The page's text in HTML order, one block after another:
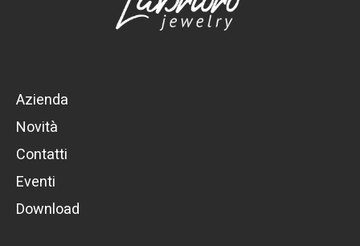
Azienda
Novità
Contatti
Eventi
Download